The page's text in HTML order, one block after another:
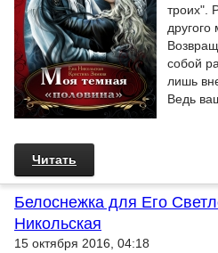
троих".
собой
лишь
Ведь
Читать
Белоснежка для Его
Никольская
15 октября 2016, 04:18